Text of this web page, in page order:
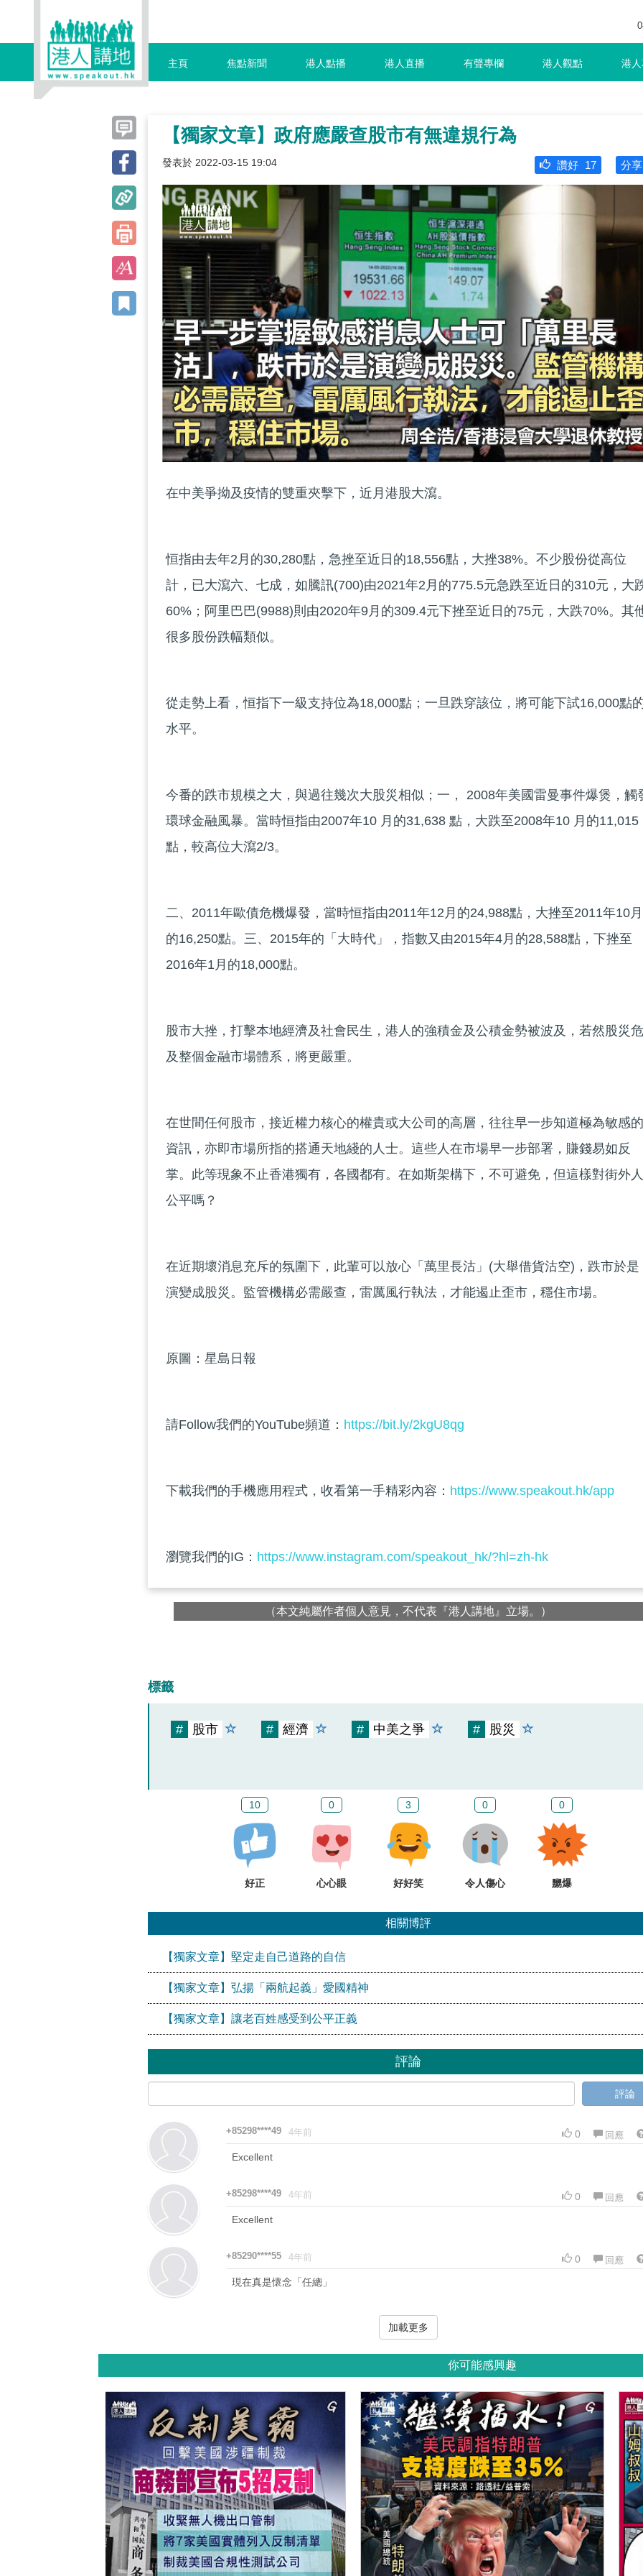
主頁 焦點新聞 港人點播 港人直播 有聲專欄 港人觀點 港
【獨家文章】政府應嚴查股市有無違規行為
發表於 2022-03-15 19:04 分享
讚好 17
在中美爭拗及疫情的雙重夾擊下，近月港股大瀉。
恒指由去年2月的30,280點，急挫至近日的18,556點，大挫38%。不少股份從高位
計，已大瀉六、七成，如騰訊(700)由2021年2月的775.5元急跌至近日的310元，大
60%；阿里巴巴(9988)則由2020年9月的309.4元下挫至近日的75元，大跌70%。其
很多股份跌幅類似。
從走勢上看，恒指下一級支持位為18,000點；一旦跌穿該位，將可能下試16,000點
水平。
今番的跌市規模之大，與過往幾次大股災相似；一， 2008年美國雷曼事件爆煲，觸
環球金融風暴。當時恒指由2007年10 月的31,638 點，大跌至2008年10 月的11,015
點，較高位大瀉2/3。
二、2011年歐債危機爆發，當時恒指由2011年12月的24,988點，大挫至2011年10月
的16,250點。三、2015年的「大時代」，指數又由2015年4月的28,588點，下挫至
2016年1月的18,000點。
股市大挫，打擊本地經濟及社會民生，港人的強積金及公積金勢被波及，若然股災危
及整個金融市場體系，將更嚴重。
在世間任何股市，接近權力核心的權貴或大公司的高層，往往早一步知道極為敏感的
資訊，亦即市場所指的搭通天地綫的人士。這些人在市場早一步部署，賺錢易如反
掌。此等現象不止香港獨有，各國都有。在如斯架構下，不可避免，但這樣對街外人
公平嗎？
在近期壞消息充斥的氛圍下，此輩可以放心「萬里長沽」(大舉借貨沽空)，跌市於是
演變成股災。監管機構必需嚴查，雷厲風行執法，才能遏止歪市，穩住市場。
原圖：星島日報
請Follow我們的YouTube頻道： https://bit.ly/2kgU8qg
下載我們的手機應用程式，收看第一手精彩內容： https://www.speakout.hk/app
瀏覽我們的IG： https://www.instagram.com/speakout_hk/?hl=zh-hk
（本文純屬作者個人意見，不代表『港人講地』立場。）
標籤
# 股市 # 經濟 # 中美之爭 # 股災
10
好正
0
心心眼
3
好好笑
0
令人傷心
0
嬲爆
相關博評
【獨家文章】堅定走自己道路的自信
【獨家文章】弘揚「兩航起義」愛國精神
【獨家文章】讓老百姓感受到公平正義
評論
評論
+85298****49 4年前 0 回應
Excellent
+85298****49 4年前 0 回應
Excellent
+85290****55 4年前 0 回應
現在真是懷念「任總」
加載更多
你可能感興趣